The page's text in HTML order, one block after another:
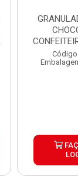
1,01KG